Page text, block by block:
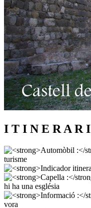
I T I N E R A R I